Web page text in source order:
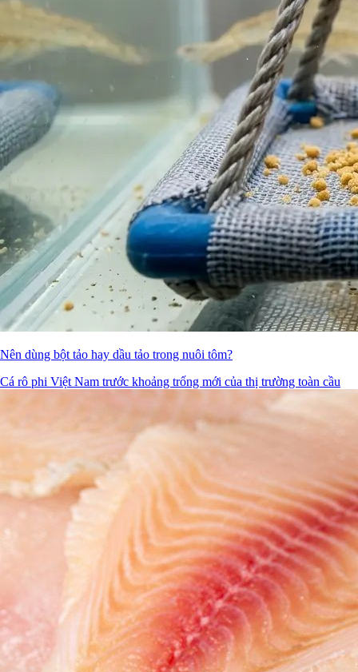
Nên dùng bột tảo hay dầu tảo trong nuôi tôm?
Cá rô phi Việt Nam trước khoảng trống mới của thị trường toàn cầu